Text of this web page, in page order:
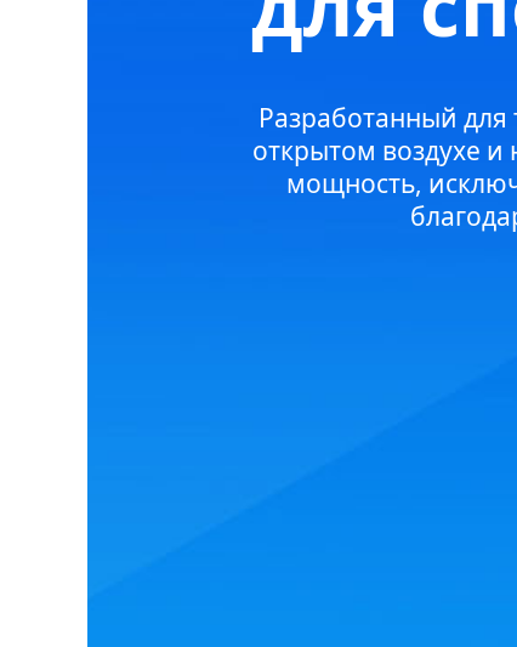
Разработанный
открытом воздухе и
мощность,